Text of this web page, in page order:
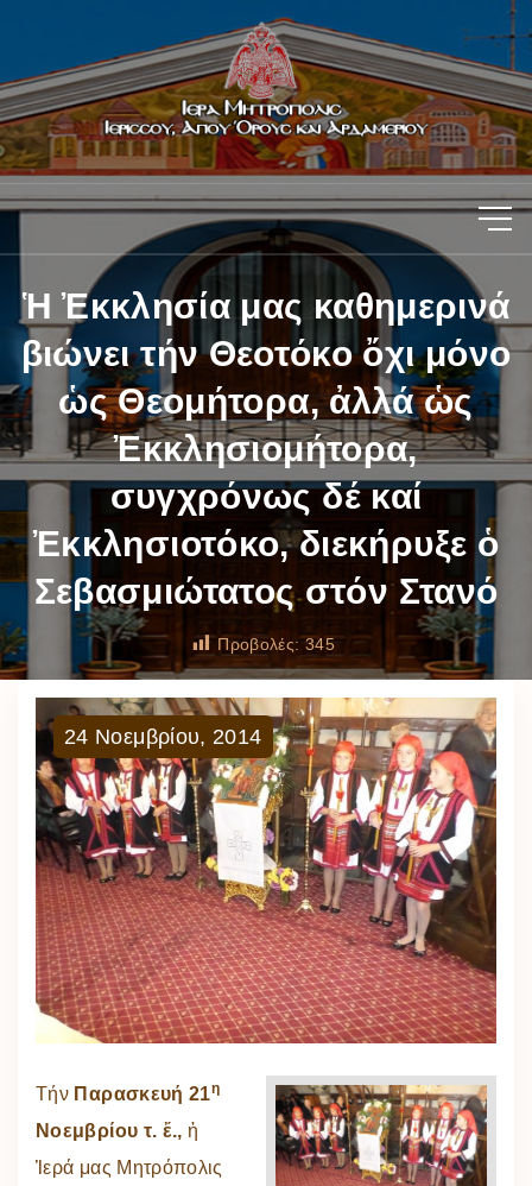
Ἡ Ἐκκλησία μας καθημερινά
βιώνει τήν Θεοτόκο ὄχι μόνο
ὡς Θεομήτορα, ἀλλά ὡς
Ἐκκλησιομήτορα,
συγχρόνως δέ καί
Ἐκκλησιοτόκο, διεκήρυξε ὁ
Σεβασμιώτατος στόν Στανό
Προβολές: 345
24 Νοεμβρίου, 2014
Τήν Παρασκευή 21η
Νοεμβρίου τ. ἔ., ἡ
Ἱερά μας Μητρόπολις